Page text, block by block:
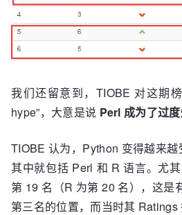
我们还留意到，TIOBE 对这期
hype”，大意是说 Perl 成为了过
TIOBE 认为，Python 变得越来
其中就包括 Perl 和 R 语言。尤
第 19 名（R 为第 20 名），这
第三名的位置，而当时其 Ratings